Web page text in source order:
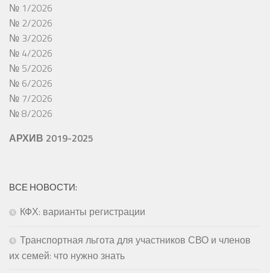
№ 1/2026
№ 2/2026
№ 3/2026
№ 4/2026
№ 5/2026
№ 6/2026
№ 7/2026
№ 8/2026
АРХИВ 2019-2025
ВСЕ НОВОСТИ:
КФХ: варианты регистрации
Транспортная льгота для участников СВО и членов
их семей: что нужно знать